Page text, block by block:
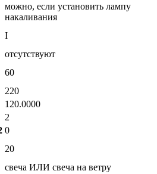
можно, если установить лампу
накаливания
I
отсутствуют
60
220
120.0000
2
0
20
свеча ИЛИ свеча на ветру